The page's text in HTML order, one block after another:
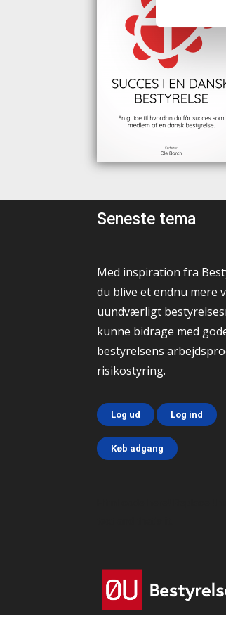
Seneste tema
Med inspiration fra
du blive et endnu mere
uundværligt
kunne bidrage med
bestyrelsens
risikostyring.
Log ud Log ind
Køb adgang